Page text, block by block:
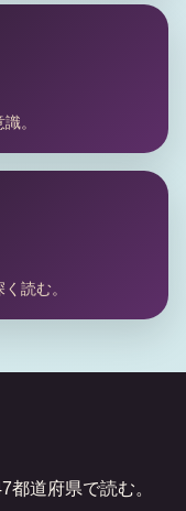
。
読む。
都道府県で読む。